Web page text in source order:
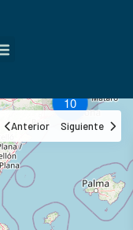
10
Anterior Siguiente